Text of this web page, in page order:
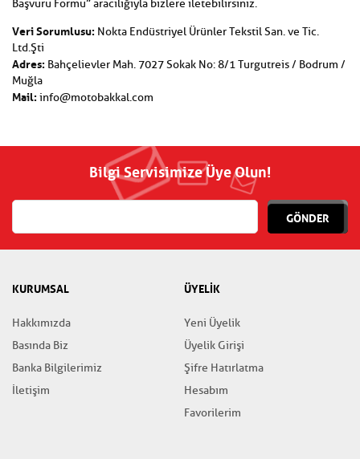
Başvuru Formu” aracılığıyla bizlere iletebilirsiniz.
Veri Sorumlusu: Nokta Endüstriyel Ürünler Tekstil San. ve Tic.
Ltd.Şti
Adres: Bahçelievler Mah. 7027 Sokak No: 8/1 Turgutreis / Bodrum /
Muğla
Mail: info@motobakkal.com
Bilgi Servisimize Üye Olun!
GÖNDER
KURUMSAL
Hakkımızda
Basında Biz
Banka Bilgilerimiz
İletişim
ÜYELİK
Yeni Üyelik
Üyelik Girişi
Şifre Hatırlatma
Hesabım
Favorilerim